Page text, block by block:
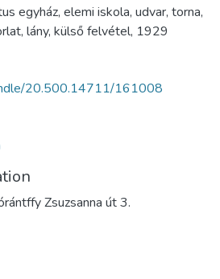
egyház, elemi iskola, udvar, torna,
, lány, külső felvétel, 1929
20.500.14711/161008
Zsuzsanna út 3.